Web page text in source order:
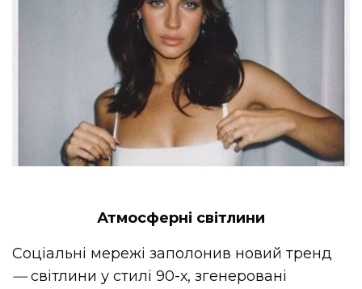
Атмосферні світлини
Соціальні мережі заполонив новий тренд
—світлини у стилі 90-х, згенеровані